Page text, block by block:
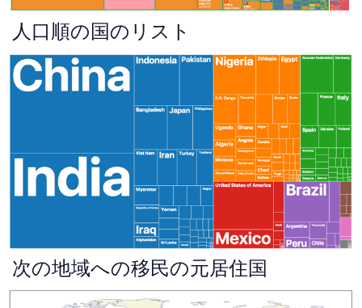
人口順の国のリスト
次の地域への移民の元居住国